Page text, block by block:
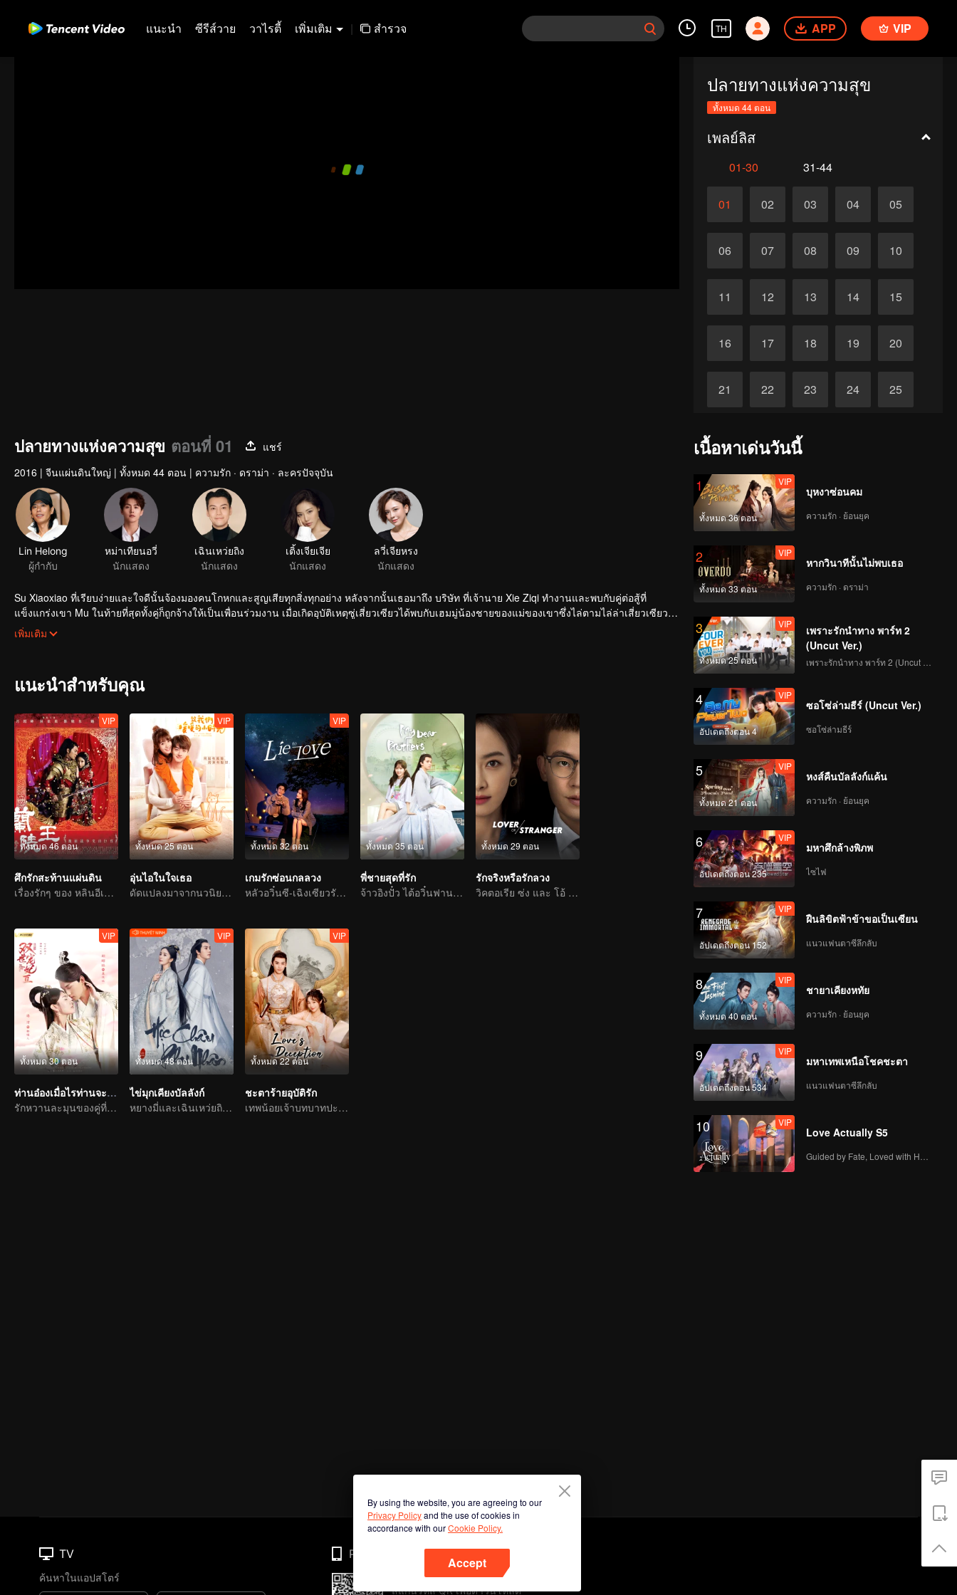
แนะนำ ซีรีส์วาย วาไรตี้ เพิ่มเติม | สำรวจ TH APP VIP
ปลายทางแห่งความสุข
ทั้งหมด 44 ตอน
เพลย์ลิส
01-30 31-44
01 02 03 04 05
06 07 08 09 10
11 12 13 14 15
16 17 18 19 20
21 22 23 24 25
ปลายทางแห่งความสุข ตอนที่ 01
แชร์
2016 | จีนแผ่นดินใหญ่ | ทั้งหมด 44 ตอน | ความรัก · ดราม่า · ละครปัจจุบัน
Lin Helong
ผู้กำกับ
หม่าเทียนอวี่
นักแสดง
Su Xiaoxiao ที่เรียบง่ายและใจดีนั้นจ้องมองคนโกหกและสูญเสียทุกสิ่งทุกอย่าง หลังจากนั้นเธอมาถึง บริษัท ที่เจ้านาย Xie Ziqi ทำงานและพบกับคู่ต่อสู้ที่
แข็งแกร่งเขา Mu ในท้ายที่สุดทั้งคู่ก็ถูกจ้างให้เป็นเพื่อนร่วมงาน เมื่อเกิดอุบัติเหตุซู่เสี่ยวเซียวได้พบกับเฮมมู่น้องชายของแม่ของเขาซึ่งไล่ตามไล่ล่าเสี่ยวเซียว
เซียวอย่างกระตือรือร้น
ยานยนต์เป็นเพื่อนคู่หูของซู่เซียวเซียวผู้หลงรัก Xie Ziqi อย่างไรก็ตามหัวใจของ Xie Ziqi เป็นเพียงคนรักครั้งแรกที่ไม่สามารถรับได้ พี่สาวของซู่เซียวเซียว
เพิ่มเติม
แนะนำสำหรับคุณ
ทั้งหมด 46 ตอน
VIP
ศึกรักสะท้านแผ่นดิน
เรื่องรักๆ ของ หลินอีเฉินกับเฟิ๋งซ่าวเฟิง
ทั้งหมด 25 ตอน
VIP
อุ่นไอในใจเธอ
ดัดแปลงมาจากนวนิยายเรื่องเดียวกับ "อุ่นไอในใจเธอ"
ทั้งหมด 32 ตอน
VIP
เกมรักซ่อนกลลวง
หลัวอวิ๋นซี-เฉิงเซียวรักหวานซึ้งเต็มร้อย
ทั้งหมด 35 ตอน
พี่ชายสุดที่รัก
จ้าวอิงปั๋ว ไต้อวิ๋นฟานที่หวงน้องสาวอย่างบ้าคลั่ง
ทั้งหมด 29 ตอน
รักจริงหรือรักลวง
วิคตอเรีย ซ่ง และ โอ้ โอ้: การไถ่บาปแห่งรัก
ทั้งหมด 30 ตอน
VIP
ท่านอ๋องเมื่อไรท่านจะหย่ากับข้า ภาค 2
รักหวานละมุนของคู่ที่แสนอบอุ่น
ทั้งหมด 48 ตอน
VIP
ไข่มุกเคียงบัลลังก์
หยางมี่และเฉินเหว่ยถิงต่อสู้กับโชคชะตาเพื่อความรัก
ทั้งหมด 22 ตอน
VIP
ชะตาร้ายอุบัติรัก
เทพน้อยเจ้าบทบาทปะทะเจ้าเมืองผู้ถือตบะ
เนื้อหาเด่นวันนี้
1
ทั้งหมด 36 ตอน
VIP
บุหงาซ่อนคม
ความรัก · ย้อนยุค
2
ทั้งหมด 33 ตอน
VIP
หากวินาทีนั้นไม่พบเธอ
ความรัก · ดราม่า
3
ทั้งหมด 25 ตอน
VIP
เพราะรักนำทาง พาร์ท 2
(Uncut Ver.)
4
อัปเดตถึงตอน 4
VIP
ซอโซ่ล่ามธีร์ (Uncut Ver.)
ซอโซ่ล่ามธีร์
5
ทั้งหมด 21 ตอน
VIP
หงส์คืนบัลลังก์แค้น
ความรัก · ย้อนยุค
6
อัปเดตถึงตอน 235
VIP
มหาศึกล้างพิภพ
ไซไฟ
7
อัปเดตถึงตอน 152
VIP
ฝืนลิขิตฟ้าข้าขอเป็นเซียน
แนวแฟนตาซีลึกลับ
8
ทั้งหมด 40 ตอน
VIP
ชายาเคียงหทัย
ความรัก · ย้อนยุค
9
อัปเดตถึงตอน 534
VIP
มหาเทพเหนือโชคชะตา
แนวแฟนตาซีลึกลับ
10 VIP
Love Actually S5
By using the website, you are agreeing to our
Privacy Policyand the use of cookies in
accordance with ourCookie Policy.
Accept
TV
ค้นหาในแอปสโตร์
Phone
สแกนรหัส QR เพื่อดาวน์โหลด